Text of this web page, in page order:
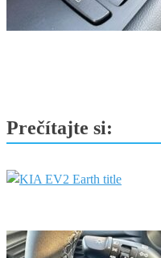
Prečítajte si: